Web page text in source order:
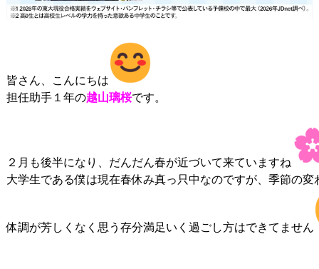
皆さん、こんにちは
担任助手１年の越山璃桜です。
２月も後半になり、だんだん春が近づいて来ていますね
大学生である僕は現在春休み真っ只中なのですが、季節の
体調が芳しくなく思う存分満足いく過ごし方はできてません